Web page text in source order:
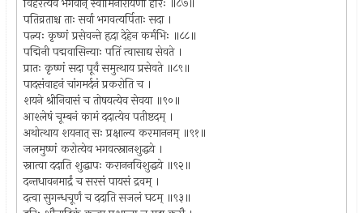
पतिव्रताश्च ताः सर्वा भगवत्यर्पिताः सदा ।
पत्न्यः कृष्णं प्रसेवन्ते हृदा देहेन कर्मभिः ॥८८॥
पद्मिनी पद्मवासिन्याः पतिं त्वासाद्य सेवते ।
प्रातः कृष्णं सदा पूर्वं समुत्थाय प्रसेवते ॥८९॥
पादसंवाहनं चांगमर्दनं प्रकरोति च ।
शयने श्रीनिवासं च तोषयत्येव सेवया ॥९०॥
आश्लेषं चूम्बनं कामं ददात्येव पतीष्टदम् ।
अथोत्थाय शयनात् सः प्रक्षाल्य करमाननम् ॥९१॥
जलमुष्णं करोत्येव भगवत्स्नानशुद्धये ।
स्नात्वा ददाति शुद्धापः कराननविशुद्धये ॥९२॥
दन्तधावनमार्द्रं च सरसं पायसं द्रवम् ।
दत्वा सुगन्धचूर्णं च ददाति सजलं घटम् ॥९३॥